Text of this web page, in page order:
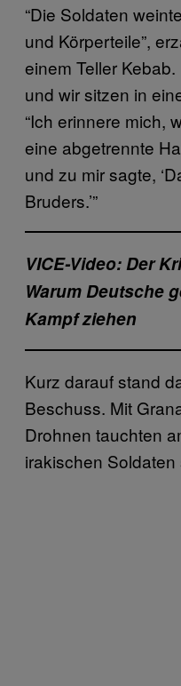
“Die Soldaten
und Körperteile”,
einem Teller
und wir sitzen in
“Ich erinnere mich,
eine abgetrennte
und zu mir sagte,
Bruders.’”
VICE-Video: Der
Warum Deutsche
Kampf ziehen
Kurz darauf stand
Beschuss. Mit
Drohnen tauchten
irakischen